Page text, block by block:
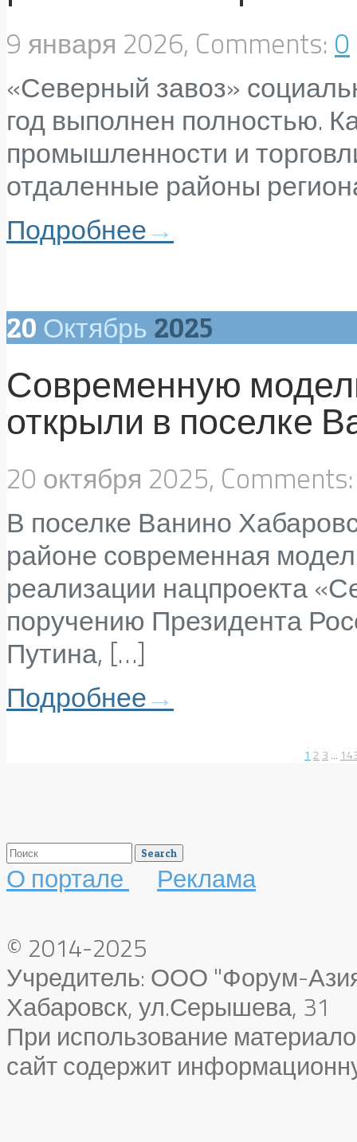
9 января 2026, Comments: 0
«Северный завоз»
год выполнен полностью.
промышленности и
отдаленные районы
Подробнее→
20 Октябрь 2025
Современную
открыли в поселке
20 октября 2025,
В поселке Ванино
районе современная
реализации нацпроекта
поручению Президента
Путина, […]
Подробнее→
1 2 3 ...
О портале
Реклама
© 2014-2025
Учредитель: ООО "Форум-
Хабаровск, ул.Серышева, 31
При использование
сайт содержит